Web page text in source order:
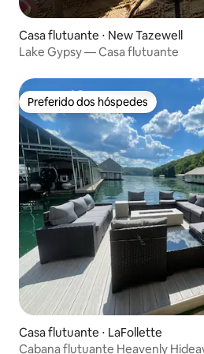
Casa flutuante ⋅ New Tazewell
Lake Gypsy — Casa flutuante
Preferido dos hóspedes
Preferido dos hóspedes
Casa flutuante ⋅ LaFollette
Cabana flutuante Heavenly